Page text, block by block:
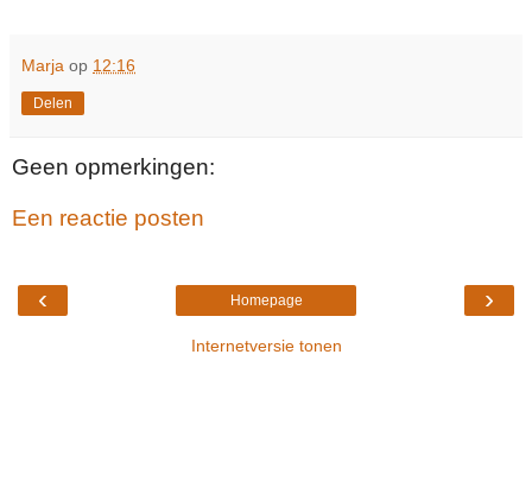
Marja op 12:16
Delen
Geen opmerkingen:
Een reactie posten
‹ ›
Homepage
Internetversie tonen